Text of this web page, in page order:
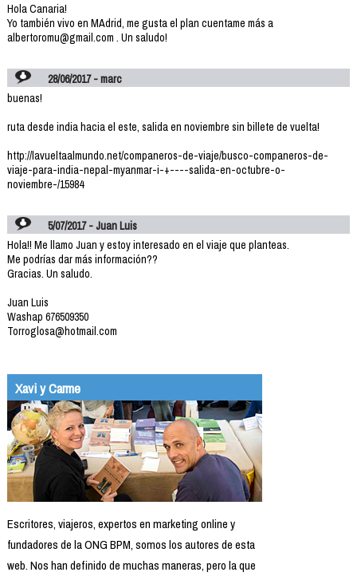
Hola Canaria!
Yo también vivo en MAdrid, me gusta el plan cuentame más a
albertoromu@gmail.com . Un saludo!
28/06/2017 - marc
buenas!
ruta desde india hacia el este, salida en noviembre sin billete de vuelta!
http://lavueltaalmundo.net/companeros-de-viaje/busco-companeros-de-
viaje-para-india-nepal-myanmar-i-+----salida-en-octubre-o-
noviembre-/15984
5/07/2017 - Juan Luis
Hola!! Me llamo Juan y estoy interesado en el viaje que planteas.
Me podrías dar más información??
Gracias. Un saludo.
Juan Luis
Washap 676509350
Torroglosa@hotmail.com
Xavi y Carme
Escritores, viajeros, expertos en marketing online y
fundadores de la ONG BPM, somos los autores de esta
web. Nos han definido de muchas maneras, pero la que